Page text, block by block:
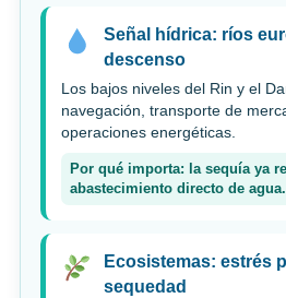
Señal hídrica: ríos
descenso
Los bajos niveles del Rin y el
navegación, transporte de
operaciones energéticas.
Por qué importa: la sequía ya
abastecimiento directo de agua.
Ecosistemas: estrés
sequedad